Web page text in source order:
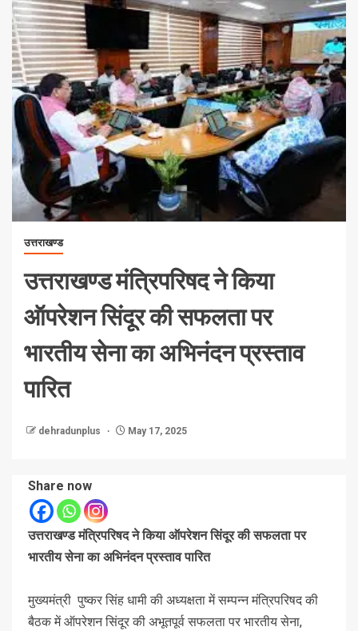
उत्तराखण्ड
उत्तराखण्ड मंत्रिपरिषद ने किया
ऑपरेशन सिंदूर की सफलता पर
भारतीय सेना का अभिनंदन प्रस्ताव
पारित
dehradunplus May 17, 2025
Share now
उत्तराखण्ड मंत्रिपरिषद ने किया ऑपरेशन सिंदूर की सफलता पर
भारतीय सेना का अभिनंदन प्रस्ताव पारित
मुख्यमंत्री पुष्कर सिंह धामी की अध्यक्षता में सम्पन्न मंत्रिपरिषद की
बैठक में ऑपरेशन सिंदूर की अभूतपूर्व सफलता पर भारतीय सेना,